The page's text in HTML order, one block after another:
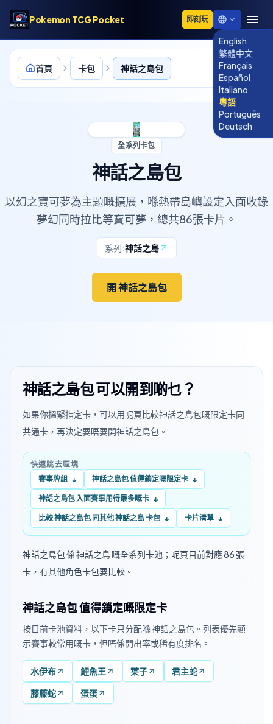
Pokemon TCG Pocket 即刻玩
English
繁體中文
Français
Español
Italiano
粵語
Português
Deutsch
首頁 卡包 神話之島包
神話之島包
以幻之寶可夢為主題嘅擴展，喺熱帶島嶼設定入面收錄
夢幻同時拉比等寶可夢，總共86張卡片。
神話之島
開 神話之島包
神話之島包 可以開到啲乜？
如果你搵緊指定卡，可以用呢頁比較神話之島包嘅限定卡同
共通卡，再決定要唔要開神話之島包。
快速跳去區塊
賽事牌組 ↓ 神話之島包 值得鎖定嘅限定卡 ↓
神話之島包 入面賽事用得最多嘅卡 ↓
比較 神話之島包 同其他 神話之島 卡包 ↓ 卡片清單 ↓
神話之島包 係 神話之島 嘅全系列卡池；呢頁目前對應 86 張
卡，冇其他角色卡包要比較。
神話之島包 值得鎖定嘅限定卡
按目前卡池資料，以下卡只分配喺 神話之島包。列表優先顯
示賽事較常用嘅卡，但唔係開出率或稀有度排名。
水伊布 鯉魚王 葉子
君主蛇
藤藤蛇
蛋蛋